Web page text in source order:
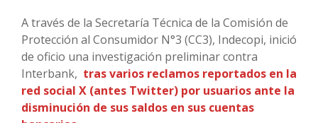
A través de la Secretaría Técnica de la Comisión de
Protección al Consumidor N°3 (CC3), Indecopi, inició
de oficio una investigación preliminar contra
Interbank, tras varios reclamos reportados en la
red social X (antes Twitter) por usuarios ante la
disminución de sus saldos en sus cuentas